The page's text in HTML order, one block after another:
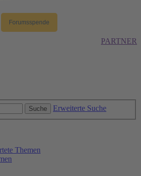
Forumsspende
PARTNER
Suche Erweiterte Suche
Themen